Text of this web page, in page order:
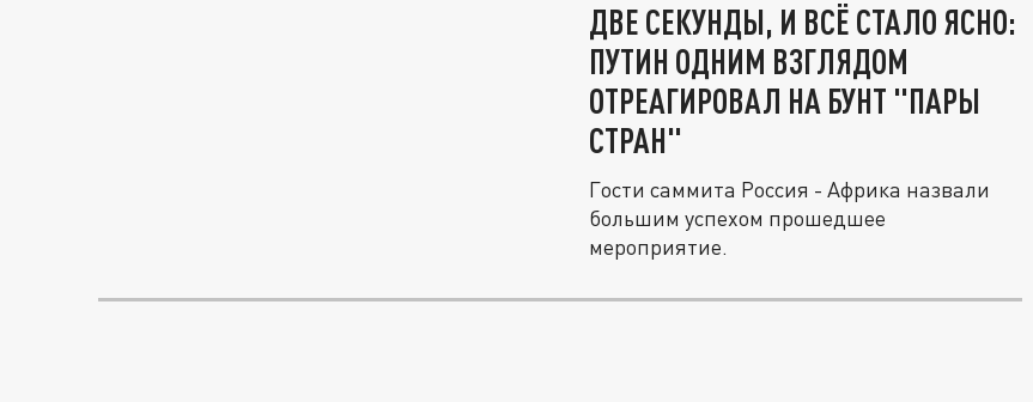
ДВЕ СЕКУНДЫ, И ВСЁ СТАЛО ЯСНО:
ПУТИН ОДНИМ ВЗГЛЯДОМ
ОТРЕАГИРОВАЛ НА БУНТ "ПАРЫ
СТРАН"
Гости саммита Россия - Африка назвали
большим успехом прошедшее
мероприятие.